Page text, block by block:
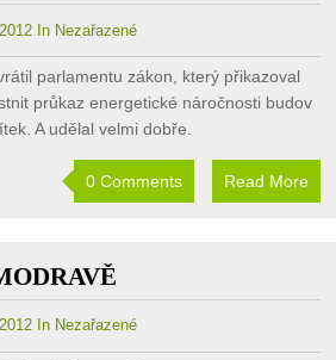
In Nezařazené
parlamentu zákon, který přikazoval
průkaz energetické náročnosti budov
A udělal velmi dobře.
0 Comments Read More
In Nezařazené